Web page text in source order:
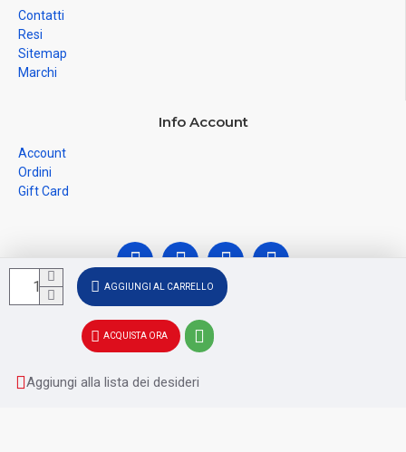
AGGIUNGI AL CARRELLO
ACQUISTA ORA
Aggiungi alla lista dei desideri
Contatti
Resi
Sitemap
Marchi
Info Account
Account
Ordini
Gift Card
© Ferramenta Santoro Domenico 2026, C.F.
SNTDNC60T04F481U, P.IVA IT02228110652 - Registro delle